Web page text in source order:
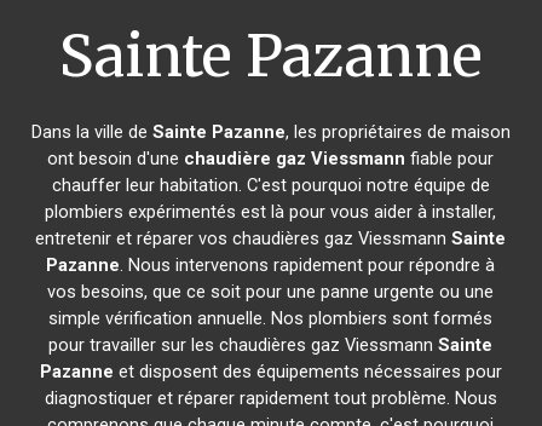
Sainte Pazanne
Dans la ville de Sainte Pazanne, les propriétaires de maison
ont besoin d'une chaudière gaz Viessmann fiable pour
chauffer leur habitation. C'est pourquoi notre équipe de
plombiers expérimentés est là pour vous aider à installer,
entretenir et réparer vos chaudières gaz ViessmannSainte
Pazanne. Nous intervenons rapidement pour répondre à
vos besoins, que ce soit pour une panne urgente ou une
simple vérification annuelle. Nos plombiers sont formés
pour travailler sur les chaudières gaz ViessmannSainte
Pazanne et disposent des équipements nécessaires pour
diagnostiquer et réparer rapidement tout problème. Nous